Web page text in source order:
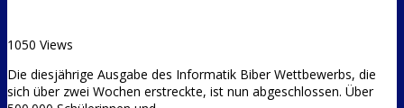
1050 Views
Die diesjährige Ausgabe des Informatik Biber Wettbewerbs, die
sich über zwei Wochen erstreckte, ist nun abgeschlossen. Über